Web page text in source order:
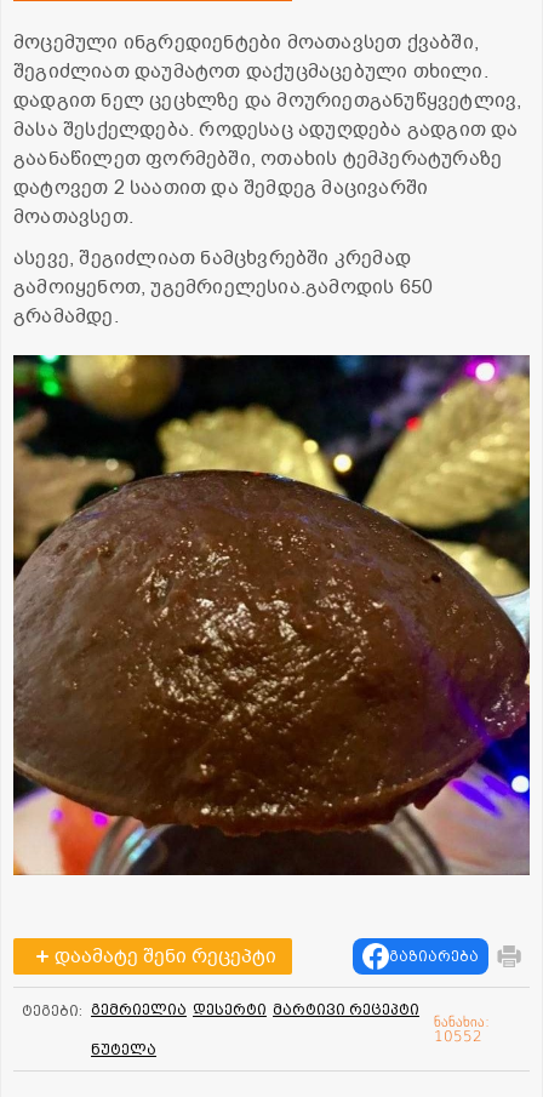
მოცემული ინგრედიენტები მოათავსეთ ქვაბში,
შეგიძლიათ დაუმატოთ დაქუცმაცებული თხილი.
დადგით ნელ ცეცხლზე და მოურიეთგანუწყვეტლივ,
მასა შესქელდება. როდესაც ადუღდება გადგით და
გაანაწილეთ ფორმებში, ოთახის ტემპერატურაზე
დატოვეთ 2 საათით და შემდეგ მაცივარში
მოათავსეთ.
ასევე, შეგიძლიათ ნამცხვრებში კრემად
გამოიყენოთ, უგემრიელესია.გამოდის 650
გრამამდე.
დაამატე შენი რეცეპტი გაზიარება
ტეგები: გემრიელია დესერტი მარტივი რეცეპტი
ნუტელა
ნანახია:
10552